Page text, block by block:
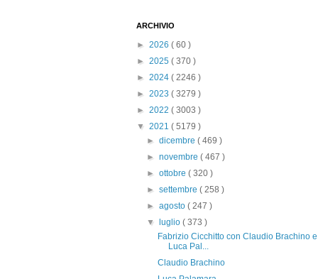
ARCHIVIO
► 2026 ( 60 )
► 2025 ( 370 )
► 2024 ( 2246 )
► 2023 ( 3279 )
► 2022 ( 3003 )
▼ 2021 ( 5179 )
►dicembre( 469 )
►novembre( 467 )
►ottobre( 320 )
►settembre( 258 )
►agosto( 247 )
▼
luglio( 373 )
Fabrizio Cicchitto con Claudio Brachino e
Luca Pal...
Claudio Brachino